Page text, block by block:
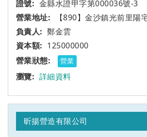
金縣水證甲字第000036號-3
【890】金沙鎮光前里陽
鄭金雲
125000000
營業
詳細資料
昕揚營造有限公司